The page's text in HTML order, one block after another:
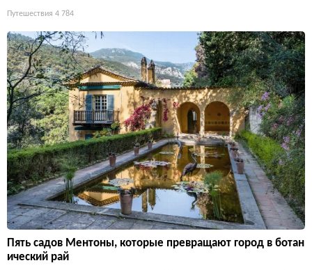
Путешествия 4 784
Пять садов Ментоны, которые превращают город в ботан
ический рай